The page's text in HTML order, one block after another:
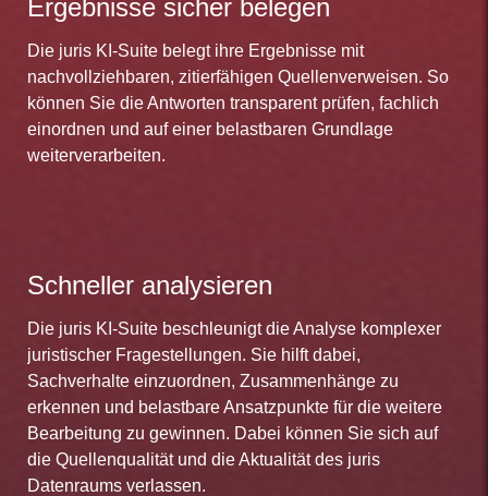
Ergebnisse sicher belegen
Die juris KI-Suite belegt ihre Ergebnisse mit
nachvollziehbaren, zitierfähigen Quellenverweisen. So
können Sie die Antworten transparent prüfen, fachlich
einordnen und auf einer belastbaren Grundlage
weiterverarbeiten.
Schneller analysieren
Die juris KI-Suite beschleunigt die Analyse komplexer
juristischer Fragestellungen. Sie hilft dabei,
Sachverhalte einzuordnen, Zusammenhänge zu
erkennen und belastbare Ansatzpunkte für die weitere
Bearbeitung zu gewinnen. Dabei können Sie sich auf
die Quellenqualität und die Aktualität des juris
Datenraums verlassen.